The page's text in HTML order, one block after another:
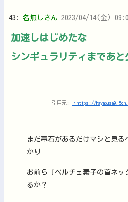
43: 名無しさん 2023/04/14(金)
加速しはじめたな
シンギュラリティまであと
引用元: ・https://
まだ墓石があるだけマシと見
かり
お前ら『ペルチェ素子の首ネッ
るか？